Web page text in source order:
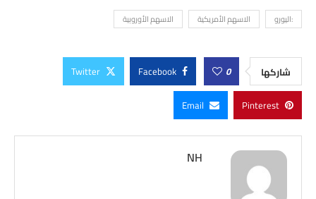
:اليورو الاسهم الأمريكية الاسهم الأوروبية
شاركها 0
Facebook
Twitter
Pinterest
Email
NH